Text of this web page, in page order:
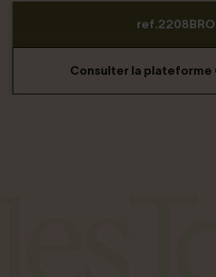
ref.2208BRO
Consulter la plateforme